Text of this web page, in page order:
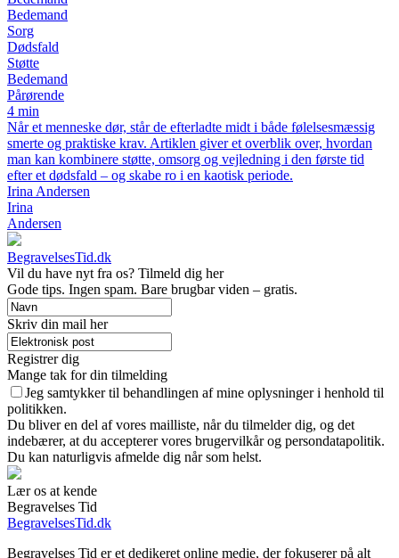
Bedemand
Sorg
Dødsfald
Støtte
Bedemand
Pårørende
4 min
Når et menneske dør, står de efterladte midt i både følelsesmæssig
smerte og praktiske krav. Artiklen giver et overblik over, hvordan
man kan kombinere støtte, omsorg og vejledning i den første tid
efter et dødsfald – og skabe ro i en kaotisk periode.
Irina Andersen
Irina
Andersen
BegravelsesTid.dk
Vil du have nyt fra os? Tilmeld dig her
Gode tips. Ingen spam. Bare brugbar viden – gratis.
Skriv din mail her
Registrer dig
Mange tak for din tilmelding
Jeg samtykker til behandlingen af mine oplysninger i henhold til
politikken.
Du bliver en del af vores mailliste, når du tilmelder dig, og det
indebærer, at du accepterer vores brugervilkår og persondatapolitik.
Du kan naturligvis afmelde dig når som helst.
Lær os at kende
Begravelses Tid
BegravelsesTid.dk
Begravelses Tid er et dedikeret online medie, der fokuserer på alt